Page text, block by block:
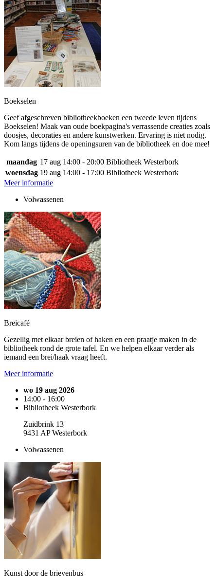
Boekselen
Geef afgeschreven bibliotheekboeken een tweede leven tijdens
Boekselen! Maak van oude boekpagina's verrassende creaties zoals
doosjes, decoraties en andere kunstwerken. Ervaring is niet nodig.
Kom langs tijdens de openingsuren van de bibliotheek en doe mee!
maandag 17 aug 14:00 - 20:00 Bibliotheek Westerbork
woensdag 19 aug 14:00 - 17:00 Bibliotheek Westerbork
Meer informatie
Volwassenen
Breicafé
Gezellig met elkaar breien of haken en een praatje maken in de
bibliotheek rond de grote tafel. En we helpen elkaar verder als
iemand een brei/haak vraag heeft.
Meer informatie
wo 19 aug 2026
14:00 - 16:00
Bibliotheek Westerbork
Zuidbrink 13
9431 AP Westerbork
Volwassenen
Kunst door de brievenbus